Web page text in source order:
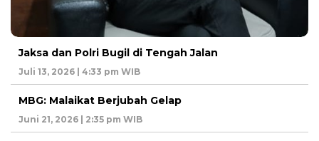
Jaksa dan Polri Bugil di Tengah Jalan
Juli 13, 2026 | 4:33 pm WIB
MBG: Malaikat Berjubah Gelap
Juni 21, 2026 | 2:35 pm WIB